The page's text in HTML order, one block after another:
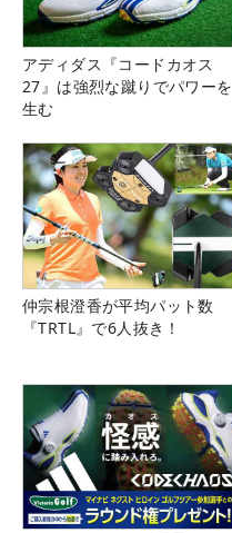
アディダス『コードカオス
27』は強烈な蹴りでパワーを
生む
仲宗根澄香が平均パット数
『TRTL』で6人抜き！